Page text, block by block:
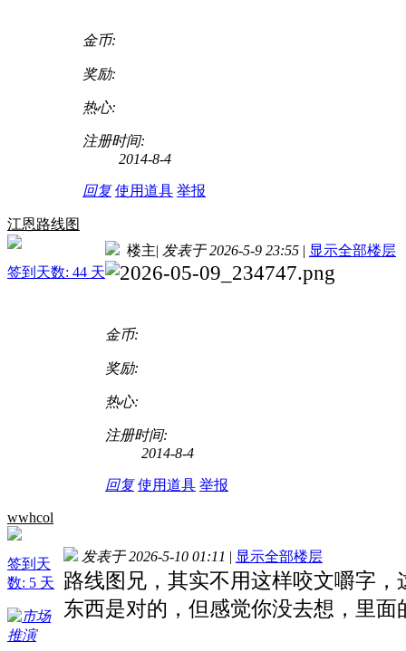
金币:
奖励:
热心:
注册时间:
2014-8-4
回复 使用道具 举报
江恩路线图
签到天数: 44 天
楼主| 发表于 2026-5-9 23:55 | 显示全部楼层
金币:
奖励:
热心:
注册时间:
2014-8-4
回复 使用道具 举报
wwhcol
签到天
数: 5 天
发表于 2026-5-10 01:11 | 显示全部楼层
路线图兄，其实不用这样咬文嚼字
东西是对的，但感觉你没去想，里面